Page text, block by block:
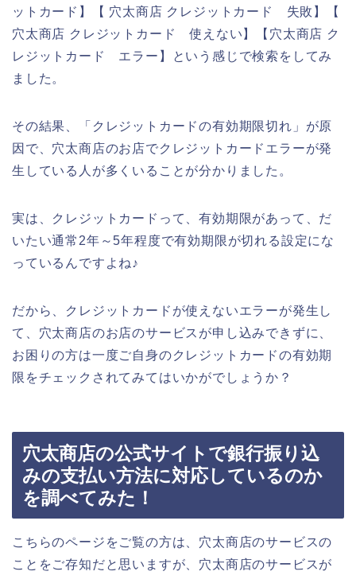
ットカード】【 穴太商店 クレジットカード 失敗】【
穴太商店 クレジットカード 使えない】【穴太商店 ク
レジットカード エラー】という感じで検索をしてみ
ました。
その結果、「クレジットカードの有効期限切れ」が原
因で、穴太商店のお店でクレジットカードエラーが発
生している人が多くいることが分かりました。
実は、クレジットカードって、有効期限があって、だ
いたい通常2年～5年程度で有効期限が切れる設定にな
っているんですよね♪
だから、クレジットカードが使えないエラーが発生し
て、穴太商店のお店のサービスが申し込みできずに、
お困りの方は一度ご自身のクレジットカードの有効期
限をチェックされてみてはいかがでしょうか？
穴太商店の公式サイトで銀行振り込
みの支払い方法に対応しているのか
を調べてみた！
こちらのページをご覧の方は、穴太商店のサービスの
ことをご存知だと思いますが、穴太商店のサービスが